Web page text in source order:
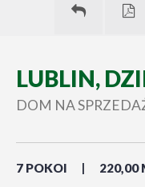
LUBLIN,
DOM NA
7 POKOI 220,00